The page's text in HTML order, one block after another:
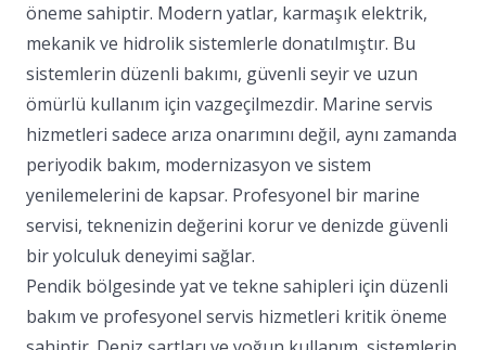
öneme sahiptir. Modern yatlar, karmaşık elektrik,
mekanik ve hidrolik sistemlerle donatılmıştır. Bu
sistemlerin düzenli bakımı, güvenli seyir ve uzun
ömürlü kullanım için vazgeçilmezdir. Marine servis
hizmetleri sadece arıza onarımını değil, aynı zamanda
periyodik bakım, modernizasyon ve sistem
yenilemelerini de kapsar. Profesyonel bir marine
servisi, teknenizin değerini korur ve denizde güvenli
bir yolculuk deneyimi sağlar.
Pendik bölgesinde yat ve tekne sahipleri için düzenli
bakım ve profesyonel servis hizmetleri kritik öneme